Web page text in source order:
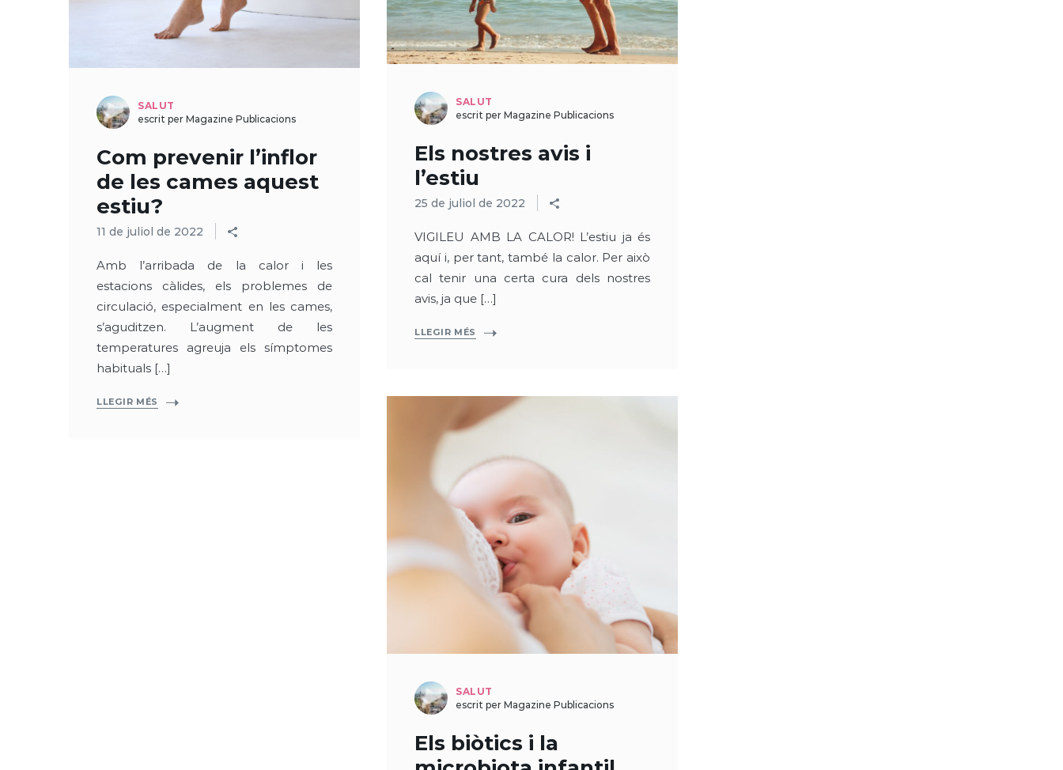
SALUT
escrit per Magazine Publicacions
Els nostres avis i
l’estiu
25 de juliol de 2022
VIGILEU AMB LA CALOR! L’estiu ja és
aquí i, per tant, també la calor. Per això
cal tenir una certa cura dels nostres
avis, ja que […]
LLEGIR MÉS
SALUT
escrit per Magazine Publicacions
Com prevenir l’inflor
de les cames aquest
estiu?
11 de juliol de 2022
Amb l’arribada de la calor i les
estacions càlides, els problemes de
circulació, especialment en les cames,
s’aguditzen. L’augment de les
temperatures agreuja els símptomes
habituals […]
LLEGIR MÉS
SALUT
escrit per Magazine Publicacions
Els biòtics i la